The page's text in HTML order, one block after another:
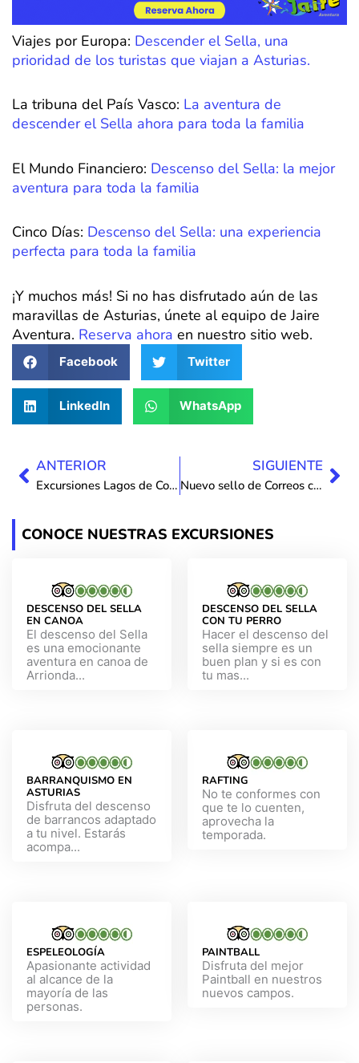
Viajes por Europa: Descender el Sella, una
prioridad de los turistas que viajan a Asturias.
La tribuna del País Vasco: La aventura de
descender el Sella ahora para toda la familia
El Mundo Financiero: Descenso del Sella: la mejor
aventura para toda la familia
Cinco Días: Descenso del Sella: una experiencia
perfecta para toda la familia
¡Y muchos más! Si no has disfrutado aún de las
maravillas de Asturias, únete al equipo de Jaire
Aventura. Reserva ahora en nuestro sitio web.
Facebook Twitter
LinkedIn WhatsApp
AntANTERIOR
Excursiones Lagos de Covadonga
SIGUIENTE
Nuevo sello de Correos celebra el emblemático Descenso Internacional del Sella
CONOCE NUESTRAS EXCURSIONES
DESCENSO DEL SELLA
EN CANOA
El descenso del Sella
es una emocionante
aventura en canoa de
Arrionda...
DESCENSO DEL SELLA
CON TU PERRO
Hacer el descenso del
sella siempre es un
buen plan y si es con
tu mas...
BARRANQUISMO EN
ASTURIAS
Disfruta del descenso
de barrancos adaptado
a tu nivel. Estarás
acompa...
RAFTING
No te conformes con
que te lo cuenten,
aprovecha la
temporada.
ESPELEOLOGÍA
Apasionante actividad
al alcance de la
mayoría de las
personas.
PAINTBALL
Disfruta del mejor
Paintball en nuestros
nuevos campos.